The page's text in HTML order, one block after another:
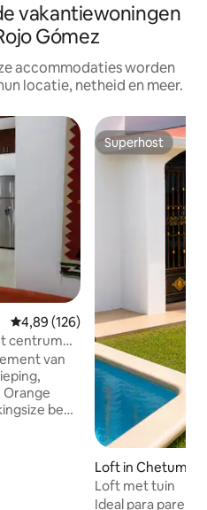
vakantiewoningen
Gómez
accommodaties worden
locatie, netheid en meer.
Gemiddelde beoordeling van
4,89 (126)
centrum
van
bed
Superhost
Superhost
Loft in Chetumal
Loft met tuin
Ideal para parejas. Bonito loft equipado: